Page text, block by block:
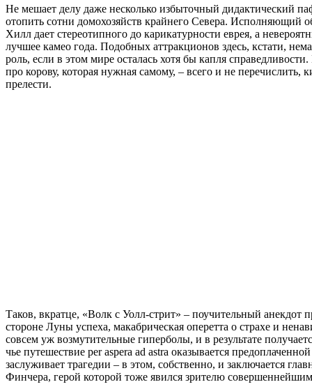
Не мешает делу даже несколько избыточный дидактический
отопить сотни домохозяйств крайнего Севера. Исполняющий
Хилл дает стереотипного до карикатурности еврея, а
лучшее камео года. Подобных аттракционов здесь, кстати,
роль, если в этом мире осталась хотя бы капля
про корову, которая нужная самому, – всего и не
прелести.
Таков, вкратце, «Волк с Уолл-стрит» – поучительный анекдот
стороне Луны успеха, макабрическая оперетта о страхе и
совсем уж возмутительные гиперболы, и в результате
чье путешествие per aspera ad astra оказывается
заслуживает трагедии – в этом, собственно, и заключается
Финчера, герой которой тоже явился зрителю